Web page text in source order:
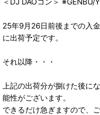
25年9月26日前後までの入
に出荷予定です。
それ以降・・・
上記の出荷分が捌けた後に
能性がございます。
できるだけ急ぎますので、